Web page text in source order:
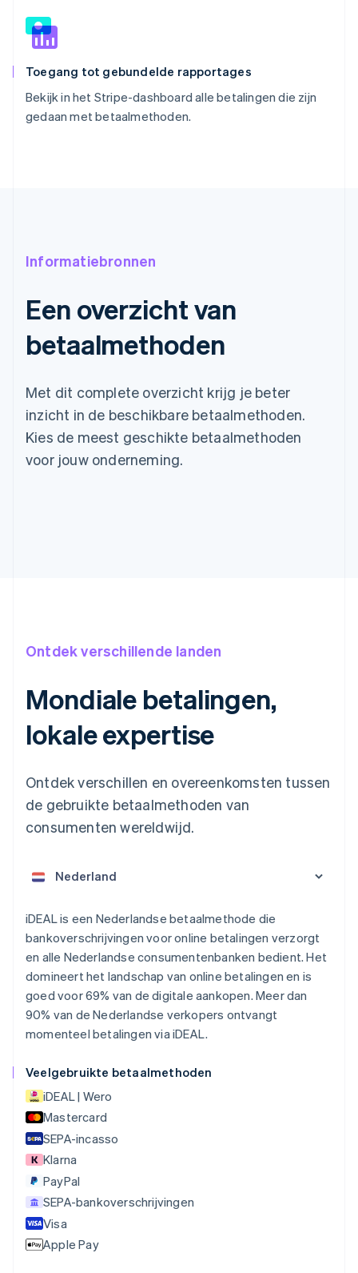
Toegang tot gebundelde rapportages
Bekijk in het Stripe-dashboard alle betalingen die zijn
gedaan met betaalmethoden.
Informatiebronnen
Een overzicht van
betaalmethoden
Met dit complete overzicht krijg je beter
inzicht in de beschikbare betaalmethoden.
Kies de meest geschikte betaalmethoden
voor jouw onderneming.
Ontdek verschillende landen
Mondiale betalingen,
lokale expertise
Ontdek verschillen en overeenkomsten tussen
de gebruikte betaalmethoden van
consumenten wereldwijd.
iDEAL is een Nederlandse betaalmethode die
bankoverschrijvingen voor online betalingen verzorgt
en alle Nederlandse consumentenbanken bedient. Het
domineert het landschap van online betalingen en is
goed voor 69% van de digitale aankopen. Meer dan
90% van de Nederlandse verkopers ontvangt
momenteel betalingen via iDEAL.
Veelgebruikte betaalmethoden
iDEAL | Wero
Mastercard
SEPA-incasso
Klarna
PayPal
SEPA-bankoverschrijvingen
Visa
Apple Pay
English
Brazilië
PortuguêsEnglish
Bulgarije
English
Canada
Cyprus
English
English
DeutschEnglish
Estland
English
English
Frankrijk
FrançaisEnglish
English
Griekenland